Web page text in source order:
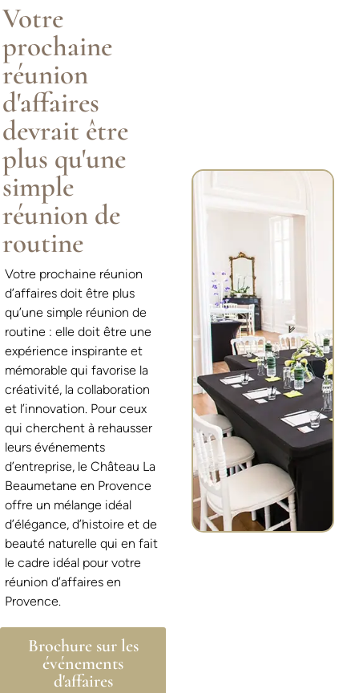
Votre
prochaine
réunion
d'affaires
devrait être
plus qu'une
simple
réunion de
routine
Votre prochaine réunion
d’affaires doit être plus
qu’une simple réunion de
routine : elle doit être une
expérience inspirante et
mémorable qui favorise la
créativité, la collaboration
et l’innovation. Pour ceux
qui cherchent à rehausser
leurs événements
d’entreprise, le Château La
Beaumetane en Provence
offre un mélange idéal
d’élégance, d’histoire et de
beauté naturelle qui en fait
le cadre idéal pour votre
réunion d’affaires en
Provence.
Brochure sur les
événements
d'affaires